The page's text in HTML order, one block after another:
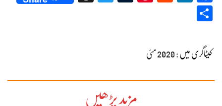
کیٹاگری میں : 2020 مئی
مزید پڑھیں